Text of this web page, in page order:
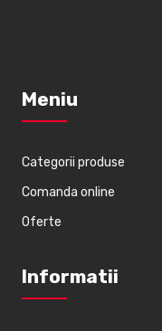
Meniu
Categorii produse
Comanda online
Oferte
Informatii